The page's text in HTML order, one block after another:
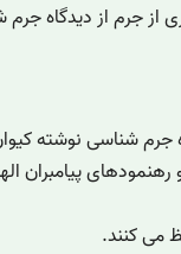
از جرم از دیدگاه
جرم شناسی نوشته
پیامبران
می کنند.